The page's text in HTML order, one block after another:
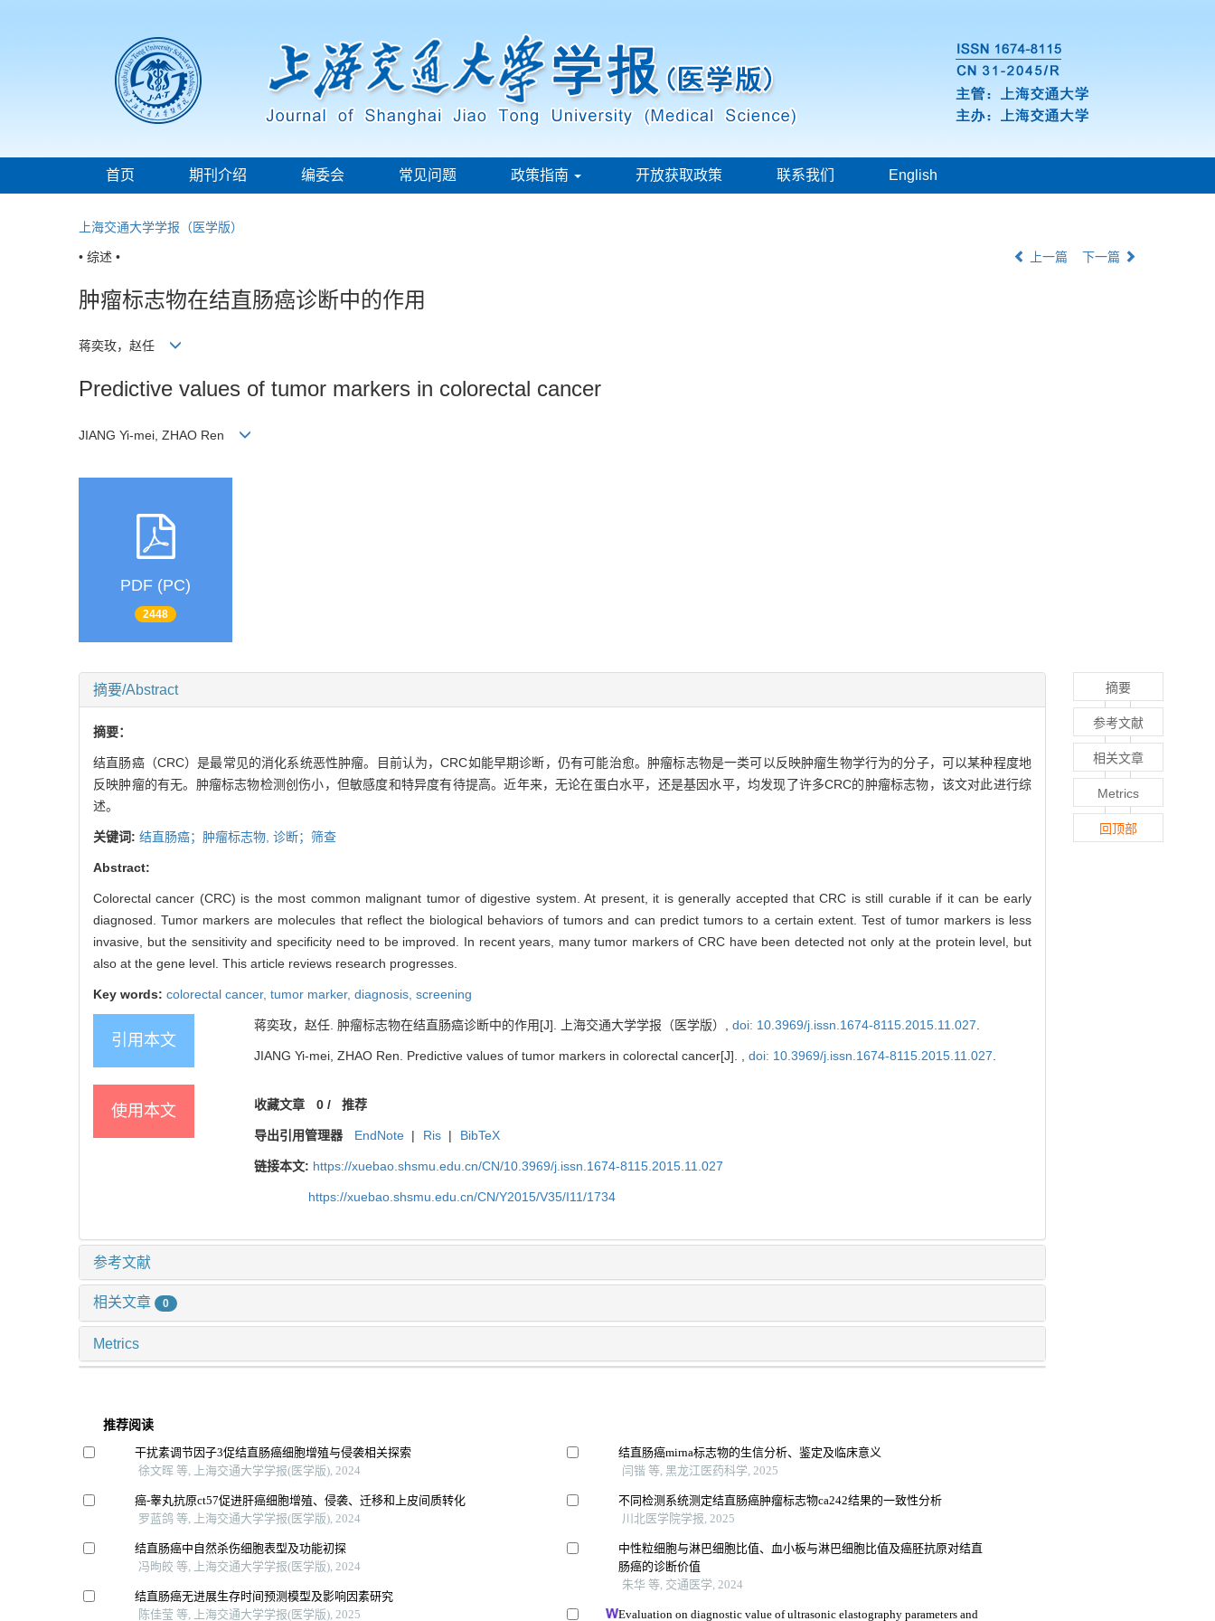
首页 期刊介绍 编委会 常见问题 政策指南 开放获取政策 联系我们 English
上海交通大学学报（医学版）
• 综述 • 上一篇 下一篇
肿瘤标志物在结直肠癌诊断中的作用
蒋奕玫，赵任
Predictive values of tumor markers in colorectal cancer
JIANG Yi-mei, ZHAO Ren
PDF (PC)
2448
摘要/Abstract
摘要：
结直肠癌（CRC）是最常见的消化系统恶性肿瘤。目前认为，CRC如能早期诊断，仍有可能治愈。肿瘤标志物是一类可以反映肿瘤生物学行为的分子，可以某种程度地
反映肿瘤的有无。肿瘤标志物检测创伤小，但敏感度和特异度有待提高。近年来，无论在蛋白水平，还是基因水平，均发现了许多CRC的肿瘤标志物，该文对此进行综
述。
关键词: 结直肠癌；肿瘤标志物, 诊断；筛查
Abstract:
Colorectal cancer (CRC) is the most common malignant tumor of digestive system. At present, it is generally accepted that CRC is still curable if it can be early
diagnosed. Tumor markers are molecules that reflect the biological behaviors of tumors and can predict tumors to a certain extent. Test of tumor markers is less
invasive, but the sensitivity and specificity need to be improved. In recent years, many tumor markers of CRC have been detected not only at the protein level, but
also at the gene level. This article reviews research progresses.
Key words: colorectal cancer, tumor marker, diagnosis, screening
引用本文
蒋奕玫，赵任. 肿瘤标志物在结直肠癌诊断中的作用[J]. 上海交通大学学报（医学版）, doi: 10.3969/j.issn.1674-8115.2015.11.027.
JIANG Yi-mei, ZHAO Ren. Predictive values of tumor markers in colorectal cancer[J]. , doi: 10.3969/j.issn.1674-8115.2015.11.027.
使用本文 收藏文章 0/ 推荐
导出引用管理器 EndNote | Ris | BibTeX
链接本文: https://xuebao.shsmu.edu.cn/CN/10.3969/j.issn.1674-8115.2015.11.027
https://xuebao.shsmu.edu.cn/CN/Y2015/V35/I11/1734
参考文献
相关文章 0
Metrics
推荐阅读
干扰素调节因子3促结直肠癌细胞增殖与侵袭相关探索
徐文晖 等, 上海交通大学学报(医学版), 2024
癌-睾丸抗原ct57促进肝癌细胞增殖、侵袭、迁移和上皮间质转化
罗蓝鸽 等, 上海交通大学学报(医学版), 2024
结直肠癌中自然杀伤细胞表型及功能初探
冯昫皎 等, 上海交通大学学报(医学版), 2024
结直肠癌无进展生存时间预测模型及影响因素研究
陈佳莹 等, 上海交通大学学报(医学版), 2025
结直肠癌mirna标志物的生信分析、鉴定及临床意义
闫锴 等, 黑龙江医药科学, 2025
不同检测系统测定结直肠癌肿瘤标志物ca242结果的一致性分析
川北医学院学报, 2025
中性粒细胞与淋巴细胞比值、血小板与淋巴细胞比值及癌胚抗原对结直
肠癌的诊断价值
朱华 等, 交通医学, 2024
Evaluation on diagnostic value of ultrasonic elastography parameters and
摘要
参考文献
相关文章
Metrics
回顶部